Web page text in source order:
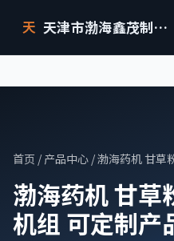
天 天津市渤海鑫茂制药设备有限公司
首页 / 产品中心 / 渤海药机 甘草
渤海药机 甘草
机组 可定制产